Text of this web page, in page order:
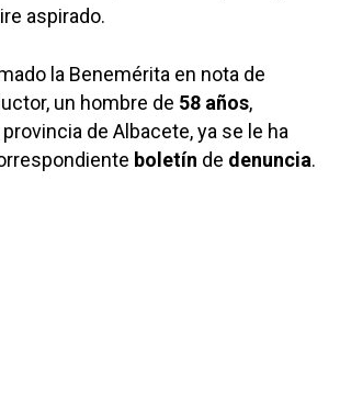
aspirado.
la Benemérita en nota de
un hombre de 58 años,
de Albacete, ya se le ha
boletín de denuncia.